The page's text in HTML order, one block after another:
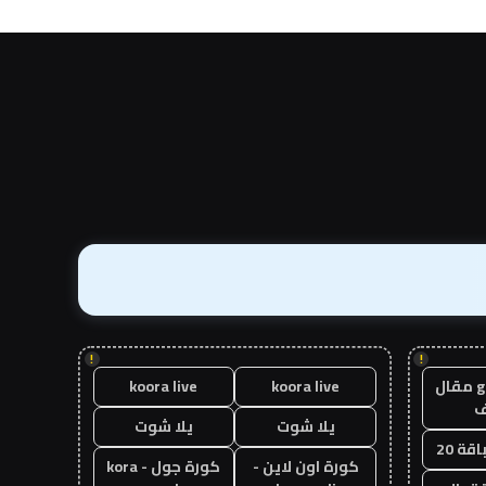
!
guest post مقال
20
!
koora live
koora live
يلا شوت
يلا شوت
كورة اون لاين -
كورة جول - kora